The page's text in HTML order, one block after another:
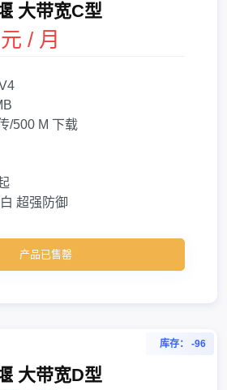
大带宽C型
/ 月
/500 M 下载
超强防御
产品已售罄
库存： -96
大带宽D型